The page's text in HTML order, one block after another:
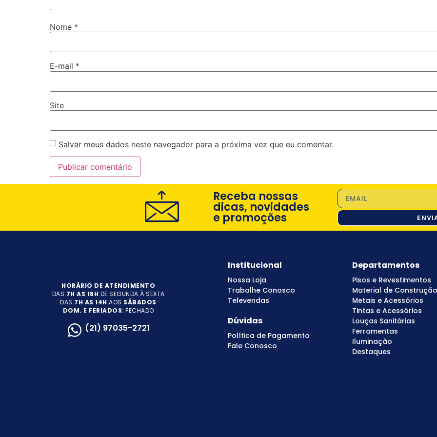
Nome *
E-mail *
Site
Salvar meus dados neste navegador para a próxima vez que eu comentar.
Receba nossas
dicas, novidades
e promoções
HORÁRIO DE ATENDIMENTO
DAS 7H AS 18H DE SEGUNDA À SEXTA
DAS 7H AS 14H AOS SÁBADOS
DOM. E FERIADOS: FECHADO
(21) 97035-2721
Institucional
Nossa Loja
Trabalhe Conosco
Televendas
Dúvidas
Política de Pagamento
Fale Conosco
Departamentos
Pisos e Revestimentos
Material de Construção
Metais e Acessórios
Tintas e Acessórios
Louças Sanitárias
Ferramentas
Iluminação
Destaques